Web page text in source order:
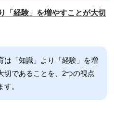
「経験」を増やすことが大切
は「知識」より「経験」を増
切であることを、2つの視点
。